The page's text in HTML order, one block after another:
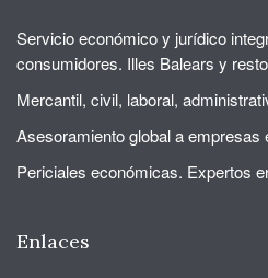
Servicio económico y jurídico
consumidores. Illes Balears y
Mercantil, civil, laboral,
Asesoramiento global a empresas
Periciales económicas. Expertos
Enlaces